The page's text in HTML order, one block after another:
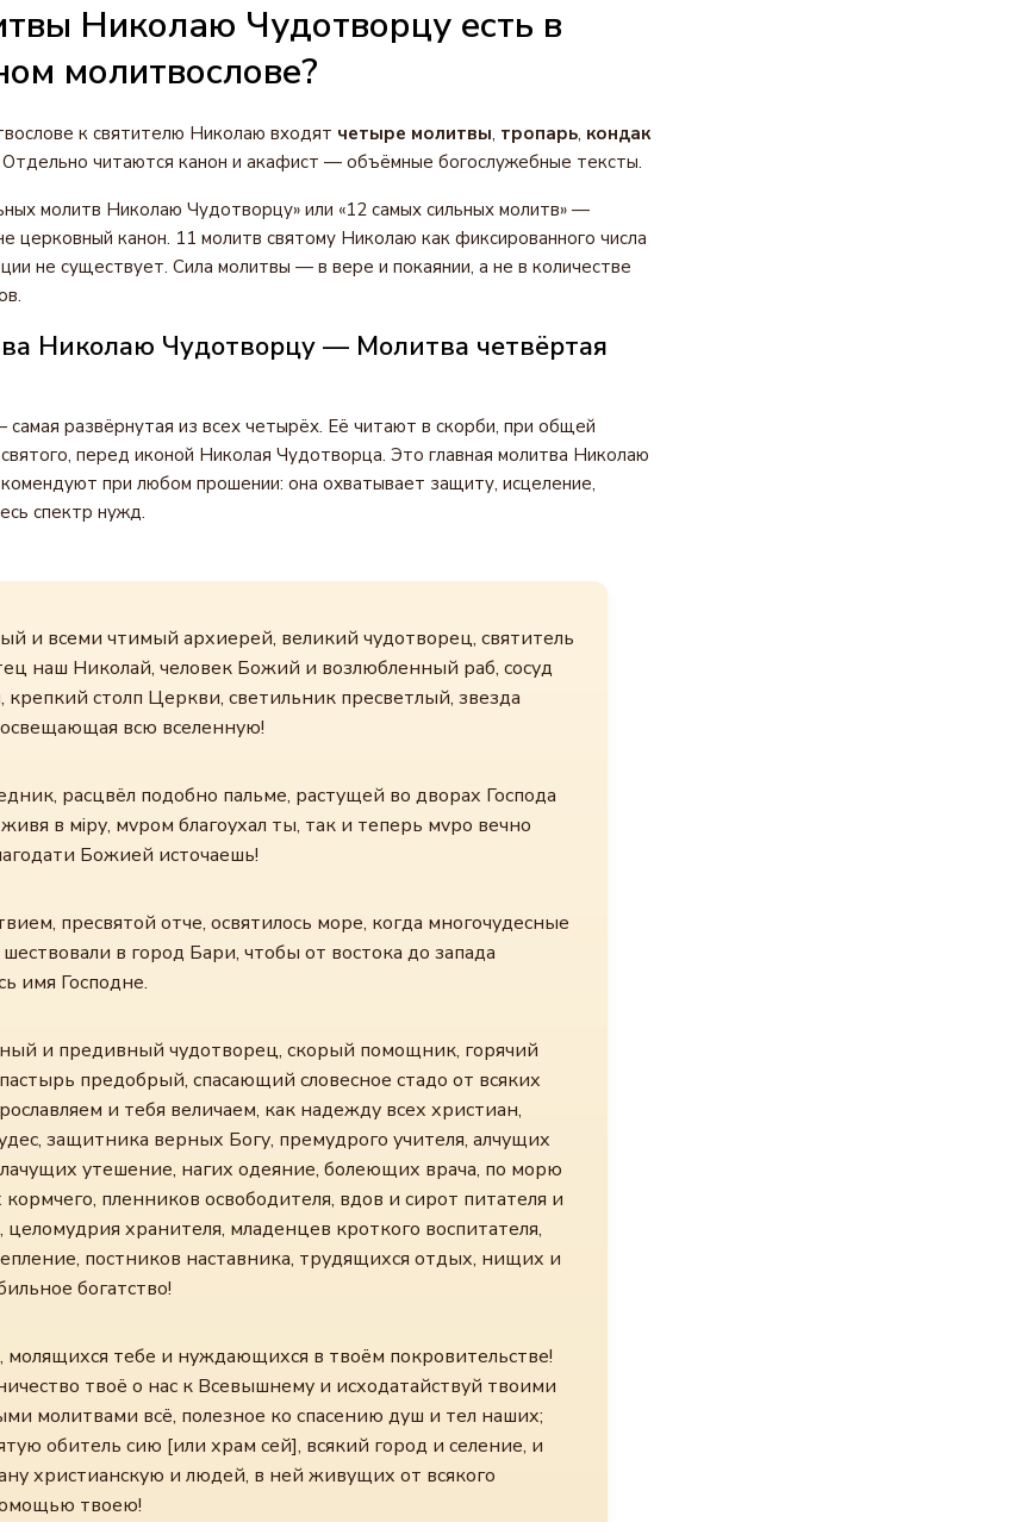
Николаю Чудотворцу есть в
молитвослове?
к святителю Николаю входят четыре молитвы, тропарь, кондак
Отдельно читаются канон и акафист — объёмные богослужебные тексты.
молитв Николаю Чудотворцу» или «12 самых сильных молитв» —
церковный канон. 11 молитв святому Николаю как фиксированного числа
не существует. Сила молитвы — в вере и покаянии, а не в количестве
Николаю Чудотворцу — Молитва четвёртая
развёрнутая из всех четырёх. Её читают в скорби, при общей
перед иконой Николая Чудотворца. Это главная молитва Николаю
при любом прошении: она охватывает защиту, исцеление,
спектр нужд.
и всеми чтимый архиерей, великий чудотворец, святитель
наш Николай, человек Божий и возлюбленный раб, сосуд
столп Церкви, светильник пресветлый, звезда
всю вселенную!
расцвёл подобно пальме, растущей во дворах Господа
живя в мiру, мvром благоухал ты, так и теперь мvро вечно
Божией источаешь!
пресвятой отче, освятилось море, когда многочудесные
в город Бари, чтобы от востока до запада
имя Господне.
и предивный чудотворец, скорый помощник, горячий
предобрый, спасающий словесное стадо от всяких
и тебя величаем, как надежду всех христиан,
защитника верных Богу, премудрого учителя, алчущих
утешение, нагих одеяние, болеющих врача, по морю
пленников освободителя, вдов и сирот питателя и
целомудрия хранителя, младенцев кроткого воспитателя,
постников наставника, трудящихся отдых, нищих и
богатство!
молящихся тебе и нуждающихся в твоём покровительстве!
твоё о нас к Всевышнему и исходатайствуй твоими
молитвами всё, полезное ко спасению душ и тел наших;
обитель сию [или храм сей], всякий город и селение, и
христианскую и людей, в ней живущих от всякого
твоею!